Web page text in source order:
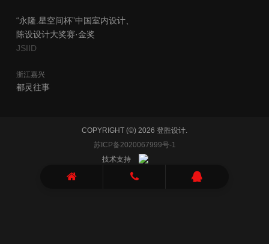
“永隆.星空间杯”中国室内设计、
陈设设计大奖赛·金奖
JSIID
​浙江嘉兴
​都灵往事
COPYRIGHT (©) 2026 登胜设计.
苏ICP备2020067999号-1
技术支持